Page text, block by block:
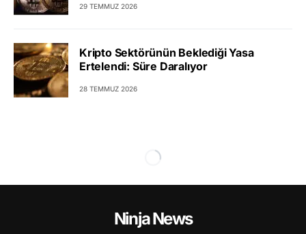
29 TEMMUZ 2026
Kripto Sektörünün Beklediği Yasa
Ertelendi: Süre Daralıyor
28 TEMMUZ 2026
Ninja News